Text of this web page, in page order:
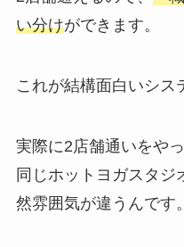
い分けができます。
これが結構面白いシス
実際に2店舗通いをや
同じホットヨガスタジ
然雰囲気が違うんです。